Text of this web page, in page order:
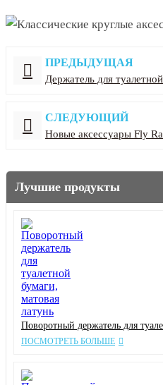
ПРЕДЫДУЩАЯ
Держатель для
СЛЕДУЮЩИЙ
Новые аксессуары Fly
Лучшие продукты
Поворотный держатель для
ПОСМОТРЕТЬ БОЛЬШЕ